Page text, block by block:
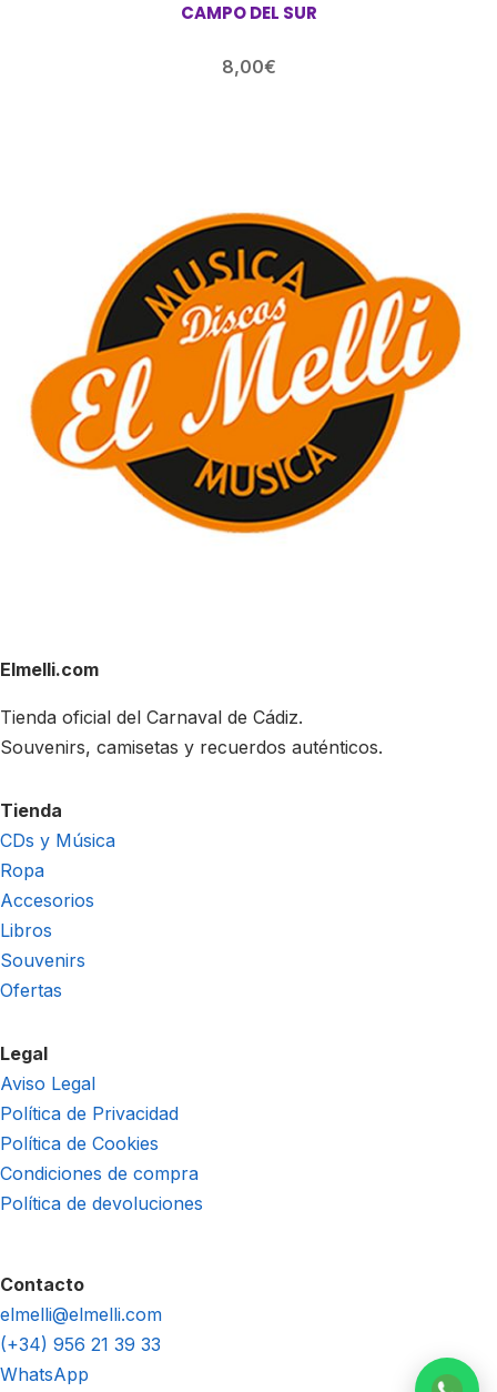
CAMPO DEL SUR
8,00€
Elmelli.com
Tienda oficial del Carnaval de Cádiz.
Souvenirs, camisetas y recuerdos auténticos.
Tienda
CDs y Música
Ropa
Accesorios
Libros
Souvenirs
Ofertas
Legal
Aviso Legal
Política de Privacidad
Política de Cookies
Condiciones de compra
Política de devoluciones
Contacto
elmelli@elmelli.com
(+34) 956 21 39 33
WhatsApp